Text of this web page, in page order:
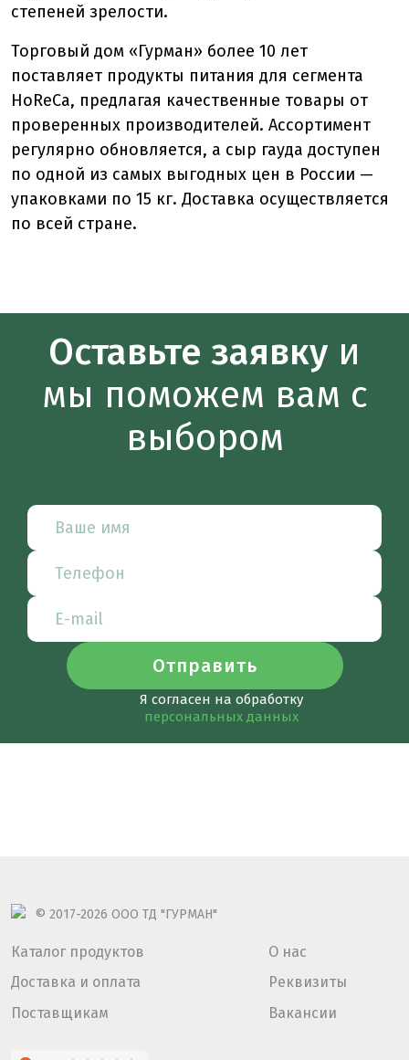
степеней зрелости.
Торговый дом «Гурман» более 10 лет
поставляет продукты питания для сегмента
HoReCa, предлагая качественные товары от
проверенных производителей. Ассортимент
регулярно обновляется, а сыр гауда доступен
по одной из самых выгодных цен в России —
упаковками по 15 кг. Доставка осуществляется
по всей стране.
Оставьте заявку и
мы поможем вам с
выбором
Я согласен на обработку
персональных данных
Каталог продуктов
Доставка и оплата
Поставщикам
О нас
Реквизиты
Вакансии
© 2017-2026 ООО ТД "ГУРМАН"